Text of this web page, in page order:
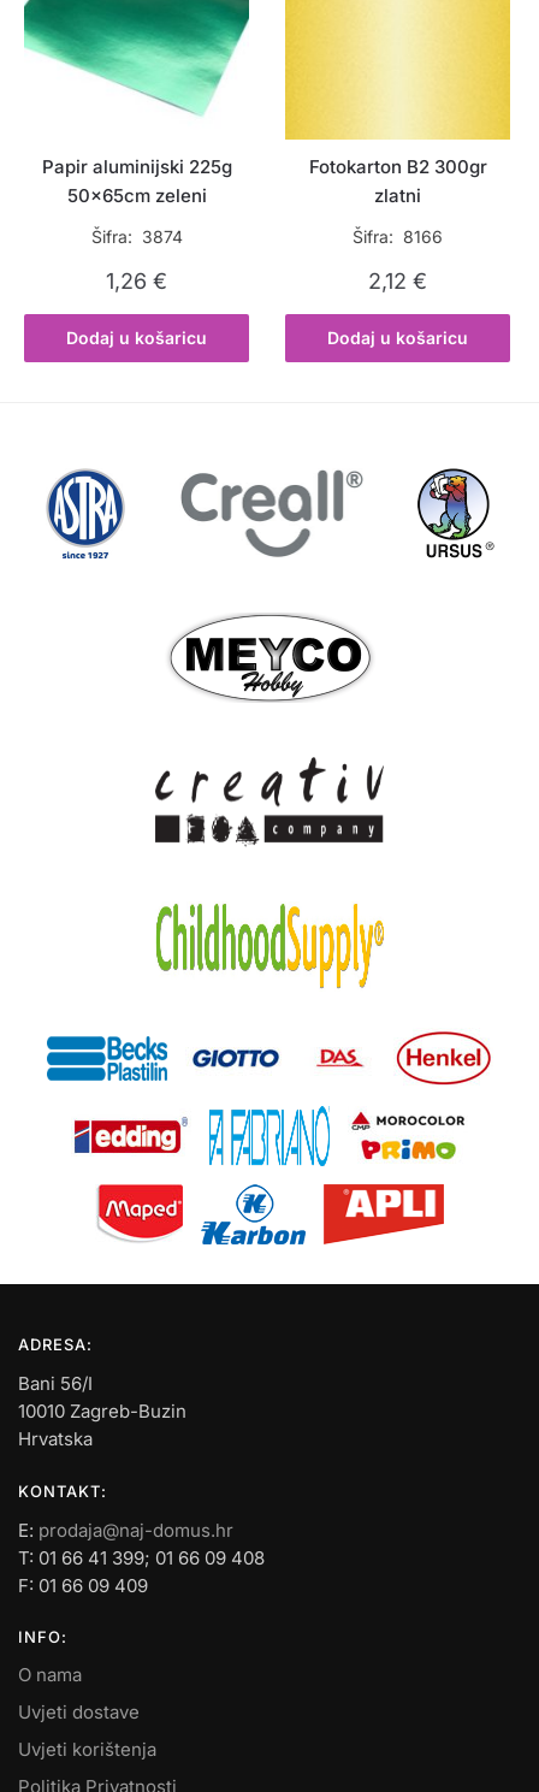
Papir aluminijski 225g
50x65cm zeleni
Šifra: 3874
1,26€
Dodaj u košaricu
Fotokarton B2 300gr
zlatni
Šifra: 8166
2,12€
Dodaj u košaricu
ADRESA:
Bani 56/I
10010 Zagreb-Buzin
Hrvatska
KONTAKT:
E: prodaja@naj-domus.hr
T: 01 66 41 399; 01 66 09 408
F: 01 66 09 409
INFO:
O nama
Uvjeti dostave
Uvjeti korištenja
Politika Privatnosti